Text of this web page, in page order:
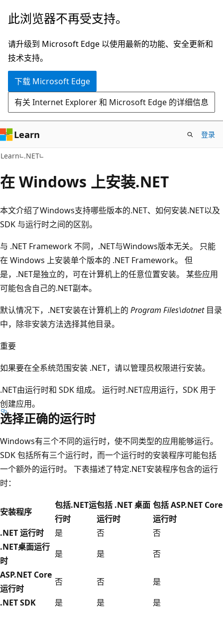
跳
主
要
内
此浏览器不再受支持。
请升级到 Microsoft Edge 以使用最新的功能、安全更新和
技术支持。
下载 Microsoft Edge
有关 Internet Explorer 和 Microsoft Edge 的详细信息
Learn 登录
Learn .NET
在 Windows 上安装.NET
本文介绍了Windows支持哪些版本的.NET、如何安装.NET以及
SDK 与运行时之间的区别。
与 .NET Framework 不同，.NET与Windows版本无关。 只能
在 Windows 上安装单个版本的 .NET Framework。 但
是，.NET是独立的，可在计算机上的任意位置安装。 某些应用
可能包含自己的.NET副本。
默认情况下，.NET安装在计算机上的 Program Files\dotnet目录
中，除非安装方法选择其他目录。
重要
如果要在全系统范围安装 .NET，请以管理员权限进行安装。
.NET由运行时和 SDK 组成。 运行时.NET应用运行，SDK 用于
创建应用。
选择正确的运行时
Windows有三个不同的运行时，使不同类型的应用能够运行。
SDK 包括所有三个运行时，而一个运行时的安装程序可能包括
一个额外的运行时。 下表描述了特定.NET安装程序包含的运行
时：
安装程序
包括.NET运
行时
包括 .NET 桌面
运行时
包括 ASP.NET Core
运行时
.NET 运行时
是 否
否
.NET桌面运行
时
是 是
否
ASP.NET Core
运行时
否 否
是
.NET SDK
是 是
是